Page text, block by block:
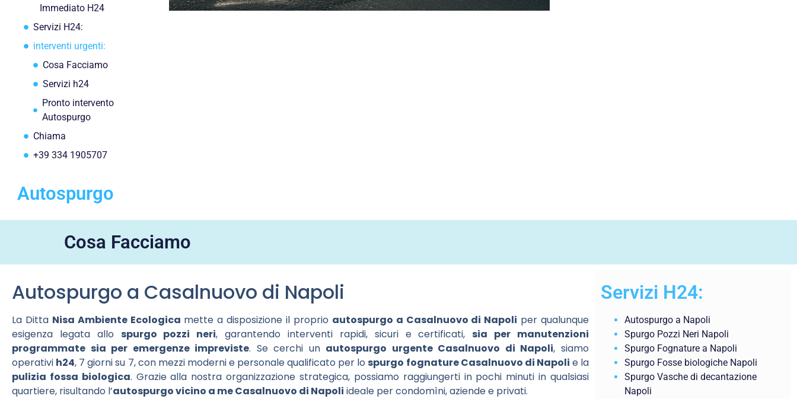
Immediato H24
Servizi H24:
interventi urgenti:
Cosa Facciamo
Servizi h24
Pronto intervento
Autospurgo
Chiama
+39 334 1905707
Autospurgo
Cosa Facciamo
Autospurgo a Casalnuovo di Napoli
La Ditta Nisa Ambiente Ecologica mette a disposizione il proprio autospurgo a Casalnuovo di Napoli per qualunque
esigenza legata allo spurgo pozzi neri, garantendo interventi rapidi, sicuri e certificati,sia per manutenzioni
programmate sia per emergenze impreviste. Se cerchi un autospurgo urgente Casalnuovo di Napoli, siamo
operativi h24, 7 giorni su 7, con mezzi moderni e personale qualificato per lospurgo fognature Casalnuovo di Napoli e la
pulizia fossa biologica. Grazie alla nostra organizzazione strategica, possiamo raggiungerti in pochi minuti in qualsiasi
quartiere, risultando l’autospurgo vicino a me Casalnuovo di Napoli ideale per condomìni, aziende e privati.
Servizi H24:
Autospurgo a Napoli
Spurgo Pozzi Neri Napoli
Spurgo Fognature a Napoli
Spurgo Fosse biologiche Napoli
Spurgo Vasche di decantazione
Napoli